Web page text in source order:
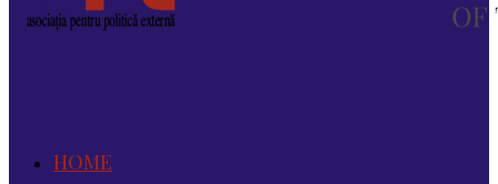
HOME